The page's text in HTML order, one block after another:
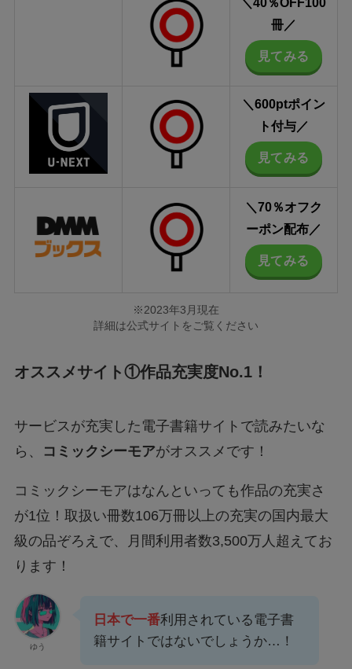
冊／
見てみる
＼600ptポイン
ト付与／
見てみる
＼70％オフク
ーポン配布／
見てみる
※2023年3月現在
詳細は公式サイトをご覧ください
オススメサイト①作品充実度No.1！
サービスが充実した電子書籍サイトで読みたいな
ら、
コミックシーモアがオススメです！
コミックシーモアはなんといっても作品の充実さ
が1位！取扱い冊数106万冊以上の充実の国内最大
級の品ぞろえで、月間利用者数3,500万人超えてお
ります！
ゆう
日本で一番利用されている電子書
籍サイトではないでしょうか…！